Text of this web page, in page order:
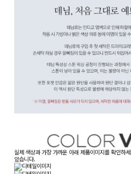
실제 색상과 가장 가까운 아래 제품이미지를 확인하
있습니다.